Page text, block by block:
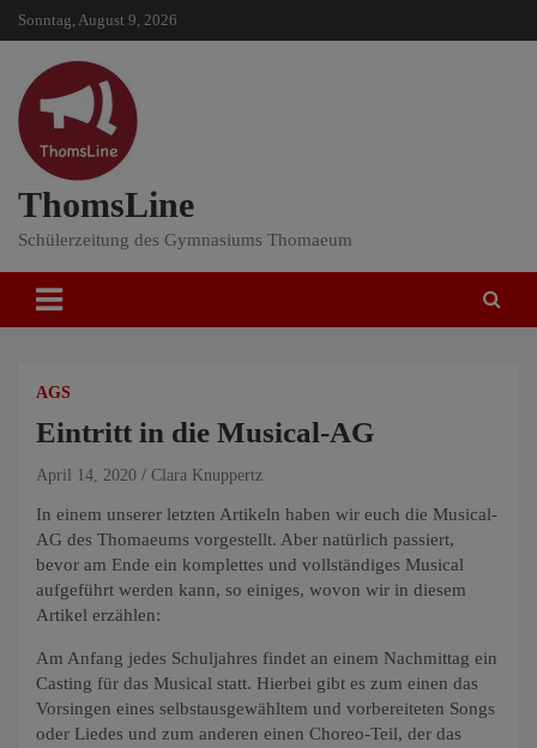
SkipSonntag, August 9, 2026
ThomsLine
Schülerzeitung des Gymnasiums Thomaeum
AGS
Eintritt in die Musical-AG
April 14, 2020 Clara Knuppertz
In einem unserer letzten Artikeln haben wir euch die Musical-
AG des Thomaeums vorgestellt. Aber natürlich passiert,
bevor am Ende ein komplettes und vollständiges Musical
aufgeführt werden kann, so einiges, wovon wir in diesem
Artikel erzählen:
Am Anfang jedes Schuljahres findet an einem Nachmittag ein
Casting für das Musical statt. Hierbei gibt es zum einen das
Vorsingen eines selbstausgewähltem und vorbereiteten Songs
oder Liedes und zum anderen einen Choreo-Teil, der das